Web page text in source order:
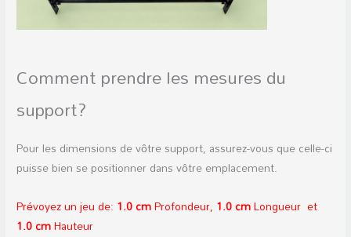
Comment prendre les mesures du
support?
Pour les dimensions de vôtre support, assurez-vous que celle-ci
puisse bien se positionner dans vôtre emplacement.
Prévoyez un jeu de: 1.0 cmProfondeur, 1.0 cmLongueur et
1.0 cmHauteur
acier